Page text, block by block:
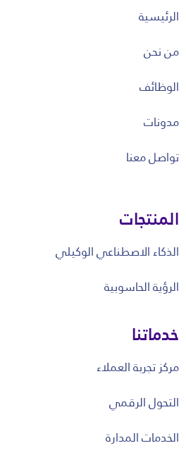
الرئيسية
من نحن
الوظائف
مدونات
تواصل معنا
المنتجات
الذكاء الاصطناعي الوكيلي
الرؤية الحاسوبية
خدماتنا
مركز تجربة العملاء
التحول الرقمي
الخدمات المدارة